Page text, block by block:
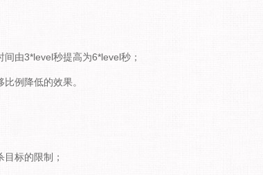
由3*level秒提高为6*level秒；
例降低的效果。
标的限制；